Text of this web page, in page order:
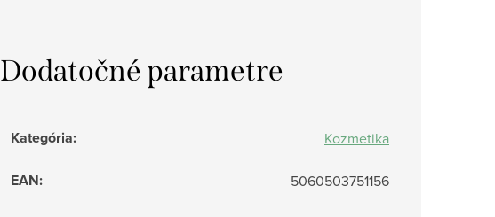
Dodatočné parametre
Kategória: Kozmetika
EAN: 5060503751156